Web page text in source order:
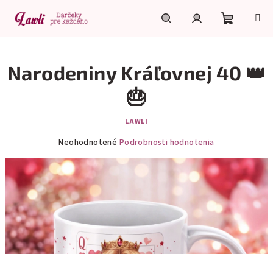
obsah
košík
Narodeniny Kráľovnej 40 👑
🎂
LAWLI
produktu
je
0,0
z
5
hviezdičiek.
Neohodnotené Podrobnosti hodnotenia